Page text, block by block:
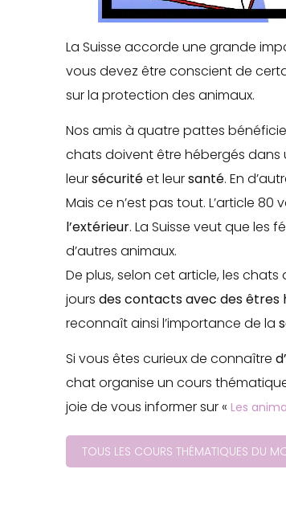
La Suisse accorde une grande
vous devez être conscient de
sur la protection des animaux.
Nos amis à quatre pattes
chats doivent être hébergés dans
leursécuritéet leursanté. En
Mais ce n’est pas tout. L’article
l’extérieur. La Suisse veut que les
d’autres animaux.
De plus, selon cet article, les
jours des contacts avec des êtres
reconnaît ainsi l’importance de la
Si vous êtes curieux de connaître
chat organise un cours
joie de vous informer sur « Les
TOUS LES COURS THÉMATIQUES DU